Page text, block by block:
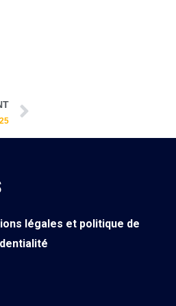
légales et politique de